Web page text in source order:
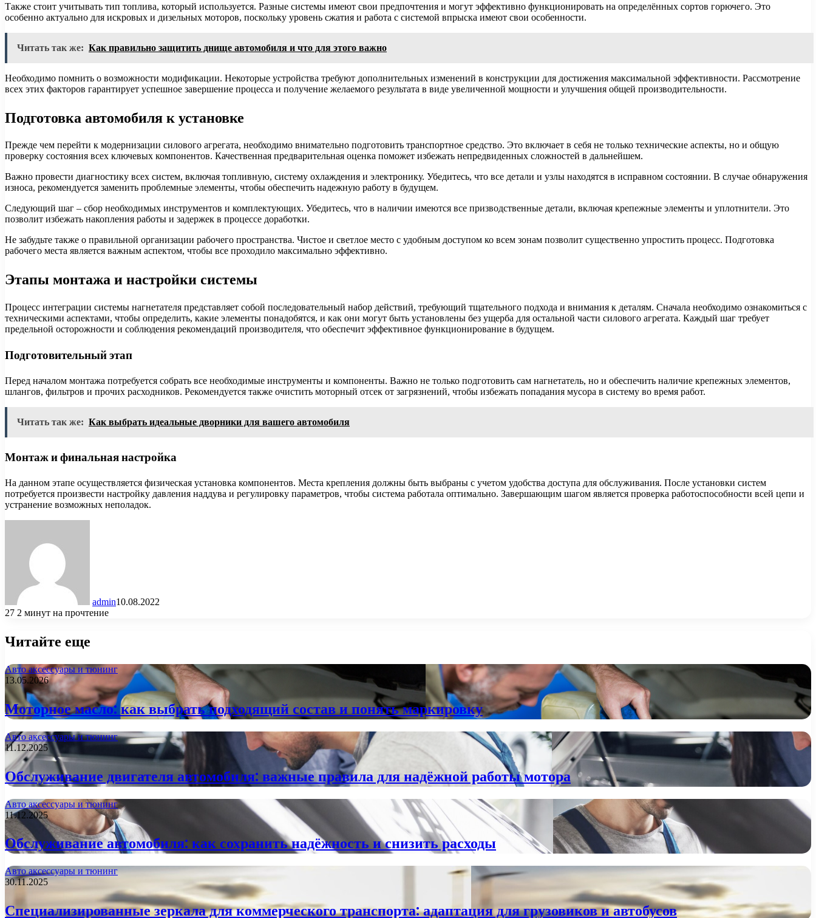
Также стоит учитывать тип топлива, который используется. Разные системы имеют свои предпочтения и могут эффективно функционировать на определённых сортов горючего. Это
особенно актуально для искровых и дизельных моторов, поскольку уровень сжатия и работа с системой впрыска имеют свои особенности.
Читать так же: Как правильно защитить днище автомобиля и что для этого важно
Необходимо помнить о возможности модификации. Некоторые устройства требуют дополнительных изменений в конструкции для достижения максимальной эффективности. Рассмотрение
всех этих факторов гарантирует успешное завершение процесса и получение желаемого результата в виде увеличенной мощности и улучшения общей производительности.
Подготовка автомобиля к установке
Прежде чем перейти к модернизации силового агрегата, необходимо внимательно подготовить транспортное средство. Это включает в себя не только технические аспекты, но и общую
проверку состояния всех ключевых компонентов. Качественная предварительная оценка поможет избежать непредвиденных сложностей в дальнейшем.
Важно провести диагностику всех систем, включая топливную, систему охлаждения и электронику. Убедитесь, что все детали и узлы находятся в исправном состоянии. В случае обнаружения
износа, рекомендуется заменить проблемные элементы, чтобы обеспечить надежную работу в будущем.
Следующий шаг – сбор необходимых инструментов и комплектующих. Убедитесь, что в наличии имеются все призводственные детали, включая крепежные элементы и уплотнители. Это
позволит избежать накопления работы и задержек в процессе доработки.
Не забудьте также о правильной организации рабочего пространства. Чистое и светлое место с удобным доступом ко всем зонам позволит существенно упростить процесс. Подготовка
рабочего места является важным аспектом, чтобы все проходило максимально эффективно.
Этапы монтажа и настройки системы
Процесс интеграции системы нагнетателя представляет собой последовательный набор действий, требующий тщательного подхода и внимания к деталям. Сначала необходимо ознакомиться с
техническими аспектами, чтобы определить, какие элементы понадобятся, и как они могут быть установлены без ущерба для остальной части силового агрегата. Каждый шаг требует
предельной осторожности и соблюдения рекомендаций производителя, что обеспечит эффективное функционирование в будущем.
Подготовительный этап
Перед началом монтажа потребуется собрать все необходимые инструменты и компоненты. Важно не только подготовить сам нагнетатель, но и обеспечить наличие крепежных элементов,
шлангов, фильтров и прочих расходников. Рекомендуется также очистить моторный отсек от загрязнений, чтобы избежать попадания мусора в систему во время работ.
Читать так же: Как выбрать идеальные дворники для вашего автомобиля
Монтаж и финальная настройка
На данном этапе осуществляется физическая установка компонентов. Места крепления должны быть выбраны с учетом удобства доступа для обслуживания. После установки систем
потребуется произвести настройку давления наддува и регулировку параметров, чтобы система работала оптимально. Завершающим шагом является проверка работоспособности всей цепи и
устранение возможных неполадок.
admin10.08.2022
27 2 минут на прочтение
Читайте еще
Авто аксессуары и тюнинг
13.05.2026
Моторное масло: как выбрать подходящий состав и понять маркировку
Авто аксессуары и тюнинг
11.12.2025
Обслуживание двигателя автомобиля: важные правила для надёжной работы мотора
Авто аксессуары и тюнинг
11.12.2025
Обслуживание автомобиля: как сохранить надёжность и снизить расходы
Авто аксессуары и тюнинг
30.11.2025
Специализированные зеркала для коммерческого транспорта: адаптация для грузовиков и автобусов